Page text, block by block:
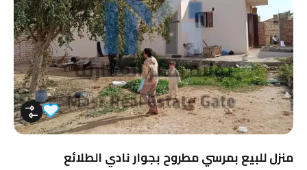
منزل للبيع بمرسي مطروح بجوار نادي الطلائع